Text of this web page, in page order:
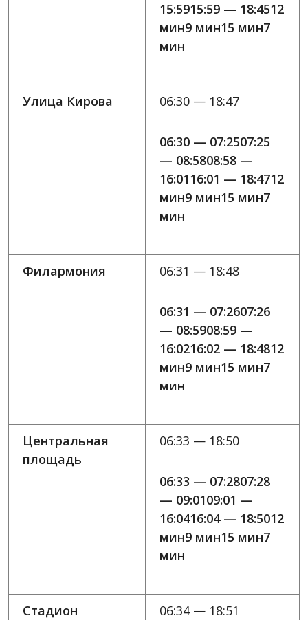
15:5915:59 — 18:4512
мин9 мин15 мин7
мин
Улица Кирова 06:30 — 18:47
06:30 — 07:2507:25
— 08:5808:58 —
16:0116:01 — 18:4712
мин9 мин15 мин7
мин
Филармония 06:31 — 18:48
06:31 — 07:2607:26
— 08:5908:59 —
16:0216:02 — 18:4812
мин9 мин15 мин7
мин
Центральная
площадь
06:33 — 18:50
06:33 — 07:2807:28
— 09:0109:01 —
16:0416:04 — 18:5012
мин9 мин15 мин7
мин
Стадион
06:34 — 18:51